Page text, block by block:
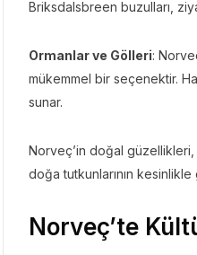
Briksdalsbreen buzulları,
Ormanlar ve Gölleri:
mükemmel bir seçenektir.
sunar.
Norveç’in doğal
doğa tutkunlarının
Norveç’te